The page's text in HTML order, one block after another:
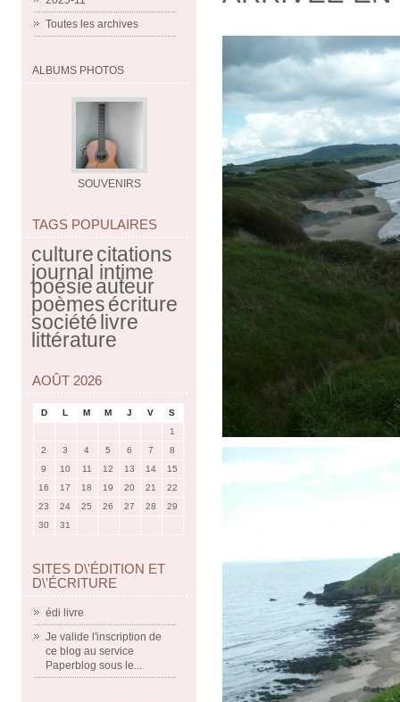
Toutes les archives
ALBUMS PHOTOS
SOUVENIRS
TAGS POPULAIRES
culturecitations
journal intime
poésieauteur
poèmesécriture
sociétélivre
littérature
AOÛT 2026
D L M M J V
S
1
2
3 4 5 6 7
8
9
10 11 12 13 14
15
16
17 18 19 20 21
22
23
24 25 26 27 28
29
30
31
SITES D\'ÉDITION ET
D\'ÉCRITURE
édi livre
Je valide l'inscription de
ce blog au service
Paperblog sous le...